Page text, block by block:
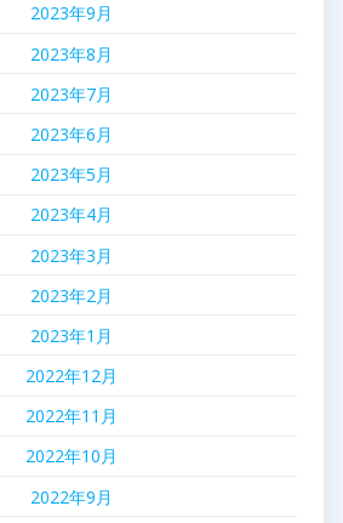
2023年9月
2023年8月
2023年7月
2023年6月
2023年5月
2023年4月
2023年3月
2023年2月
2023年1月
2022年12月
2022年11月
2022年10月
2022年9月